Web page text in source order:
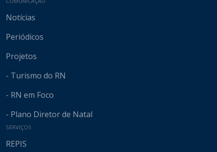
Notícias
Periódicos
Projetos
- Turismo do RN
- RN em Foco
- Plano Diretor de Natal
SERVIÇOS
REPIS